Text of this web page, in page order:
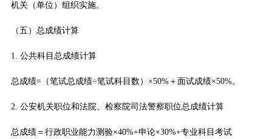
机关（单位）组织实施。
（五）总成绩计算
1. 公共科目总成绩计算
总成绩=（笔试总成绩÷笔试科目数）×50%＋面试成绩×50%。
2. 公安机关职位和法院、检察院司法警察职位总成绩计算
总成绩＝行政职业能力测验×40%+申论×30%+专业科目考试